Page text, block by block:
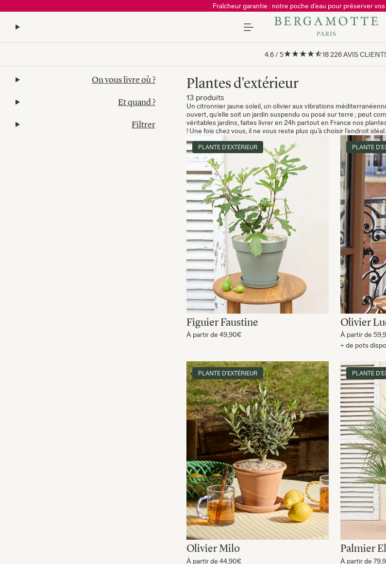
Fraîcheur garantie : notre poche d’eau pour préserver
4.6 / 5 18 226AVIS
On vous livre où ?
Et quand ?
Filtrer
Plantes d'extérieur
13 produits
Un citronnier jaune soleil, un olivier aux vibrations
ouvert, qu’elle soit un jardin suspendu ou posé sur terre ; peut
véritables jardins, faites livrer en 24h partout en France nos
! Une fois chez vous, il ne vous reste plus qu’à choisir l’endroit idéal.
PLANTE D'EXTÉRIEUR
Figuier Faustine
À partir de 49,90€
PLANTE
Olivier
À partir de
+ de pots
PLANTE D'EXTÉRIEUR
Olivier Milo
À partir de 44,90€
PLANTE
Palmier
À partir de